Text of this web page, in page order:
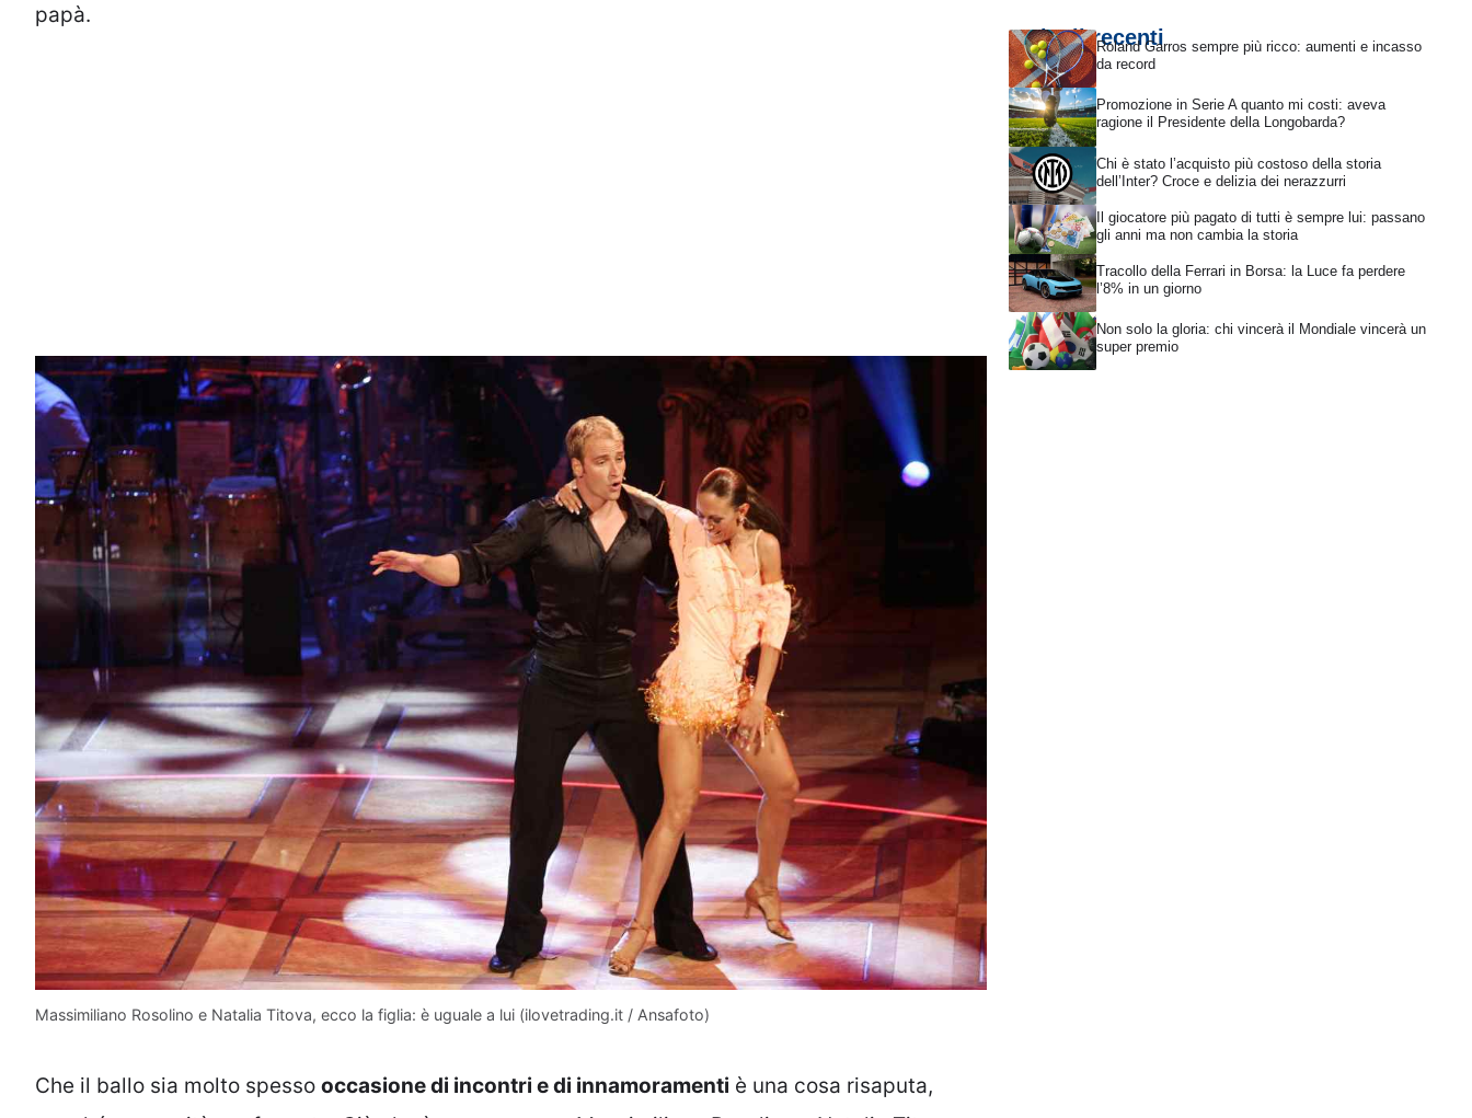
papà.
Massimiliano Rosolino e Natalia Titova, ecco la figlia: è uguale a lui (ilovetrading.it / Ansafoto)
Che il ballo sia molto spesso occasione di incontri e di innamoramenti è una cosa risaputa,
Articoli recentiRoland Garros sempre più ricco: aumenti e incasso
da record
Promozione in Serie A quanto mi costi: aveva
ragione il Presidente della Longobarda?
Chi è stato l’acquisto più costoso della storia
dell’Inter? Croce e delizia dei nerazzurri
Il giocatore più pagato di tutti è sempre lui: passano
gli anni ma non cambia la storia
Tracollo della Ferrari in Borsa: la Luce fa perdere
l’8% in un giorno
Non solo la gloria: chi vincerà il Mondiale vincerà un
super premio